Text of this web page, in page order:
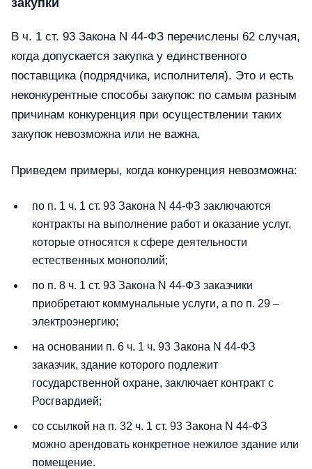
В ч. 1 ст. 93 Закона N 44-ФЗ перечислены 62 случая,
когда допускается закупка у единственного
поставщика (подрядчика, исполнителя). Это и есть
неконкурентные способы закупок: по самым разным
причинам конкуренция при осуществлении таких
закупок невозможна или не важна.
Приведем примеры, когда конкуренция невозможна:
по п. 1 ч. 1 ст. 93 Закона N 44-ФЗ заключаются
контракты на выполнение работ и оказание услуг,
которые относятся к сфере деятельности
естественных монополий;
по п. 8 ч. 1 ст. 93 Закона N 44-ФЗ заказчики
приобретают коммунальные услуги, а по п. 29 –
электроэнергию;
на основании п. 6 ч. 1 ч. 93 Закона N 44-ФЗ
заказчик, здание которого подлежит
государственной охране, заключает контракт с
Росгвардией;
со ссылкой на п. 32 ч. 1 ст. 93 Закона N 44-ФЗ
можно арендовать конкретное нежилое здание или
помещение.